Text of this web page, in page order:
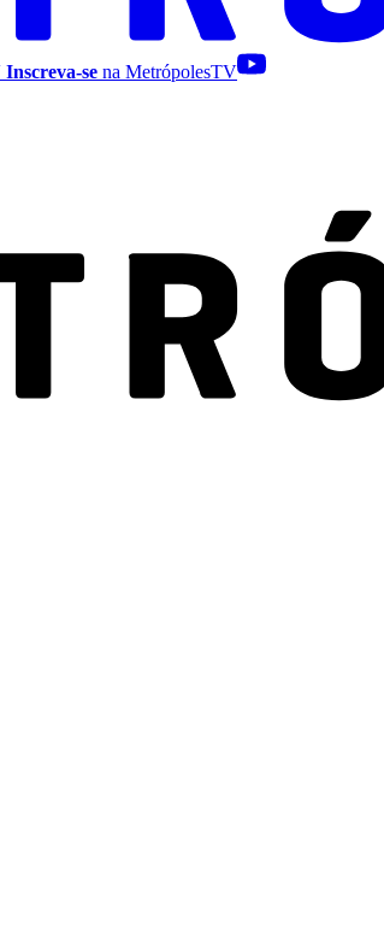
Inscreva-se na MetrópolesTV